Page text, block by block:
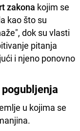
zakona kojim se
kao što su
dok su vlasti
pitanja
i njeno ponovno
u kojima se